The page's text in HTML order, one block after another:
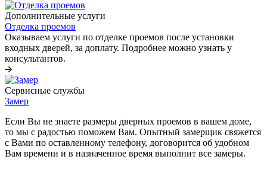
Дополнительные услуги
Отделка проемов
Оказываем услуги по отделке проемов после установки
входных дверей, за доплату. Подробнее можно узнать у
консультантов.
Сервисные службы
Замер
Если Вы не знаете размеры дверных проемов в вашем доме,
то мы с радостью поможем Вам. Опытный замерщик свяжется
с Вами по оставленному телефону, договорится об удобном
Вам времени и в назначенное время выполнит все замеры.